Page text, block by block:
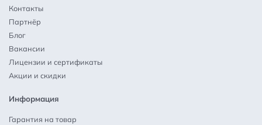
Контакты
Партнёр
Блог
Вакансии
Лицензии и сертификаты
Акции и скидки
Информация
Гарантия на товар